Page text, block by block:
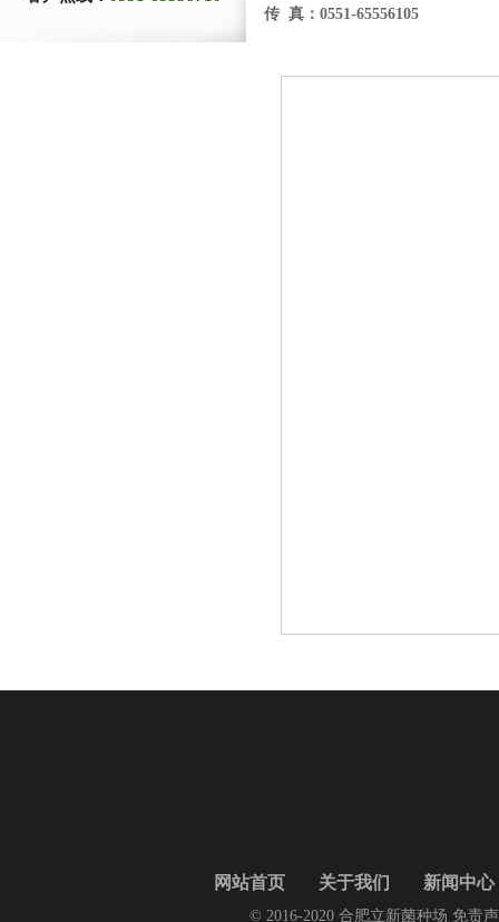
传 真：0551-65556105
网站首页 关于我们 新闻中心
© 2016-2020 合肥立新菌种场 免责